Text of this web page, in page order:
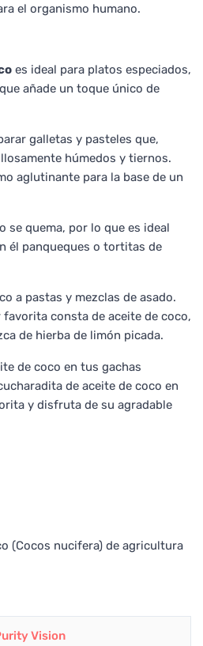
el organismo humano.
es ideal para platos especiados,
añade un toque único de
galletas y pasteles que,
húmedos y tiernos.
aglutinante para la base de un
se quema, por lo que es ideal
él panqueques o tortitas de
a pastas y mezclas de asado.
favorita consta de aceite de coco,
de hierba de limón picada.
de coco en tus gachas
de aceite de coco en
y disfruta de su agradable
(Cocos nucifera) de agricultura
Vision